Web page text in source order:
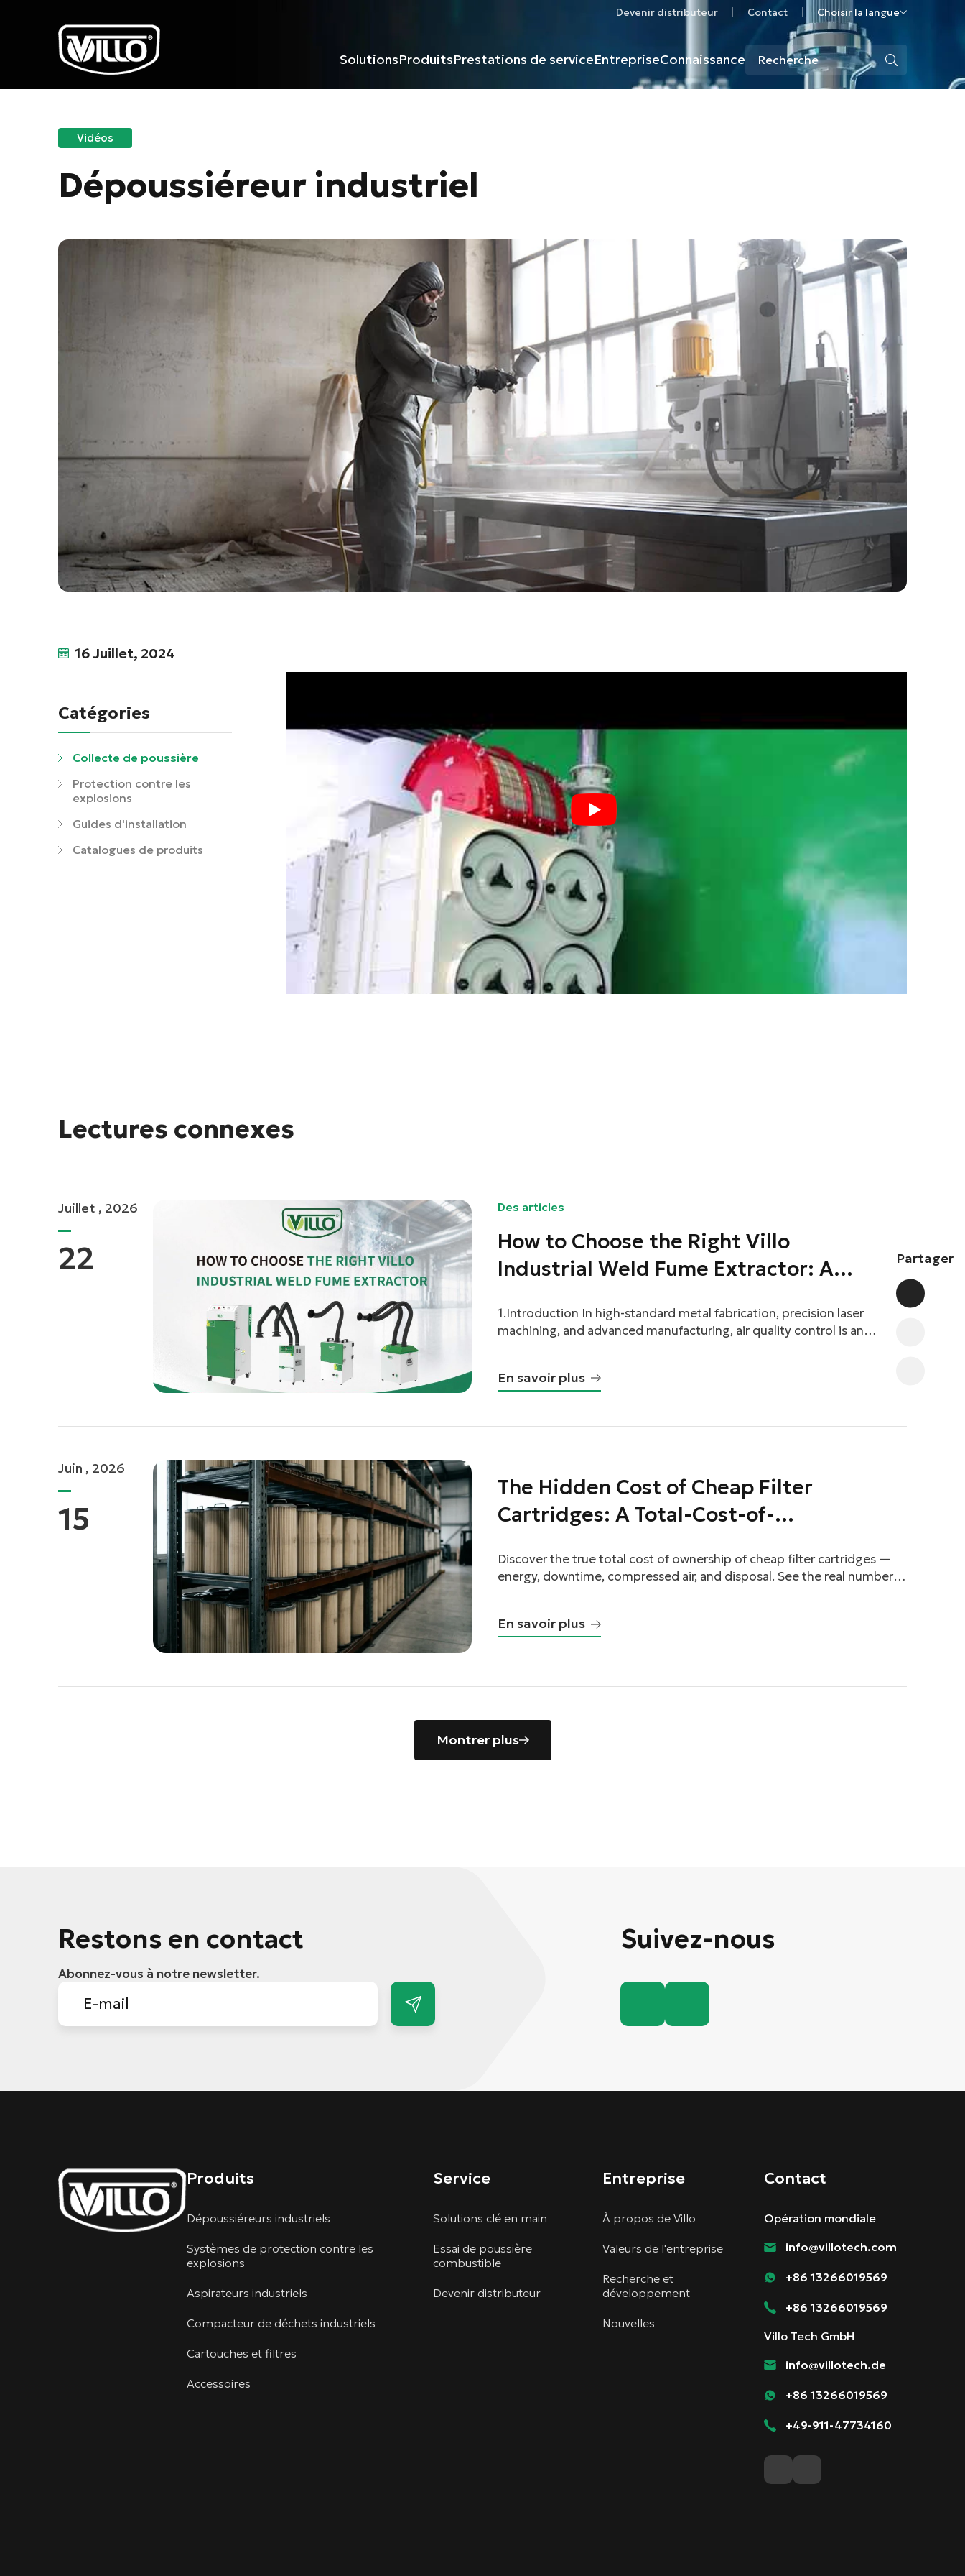
Devenir distributeur Contact Choisir la langue
SolutionsProduitsPrestations de serviceEntrepriseConnaissance
Vidéos
Dépoussiéreur industriel
16 Juillet, 2024
Catégories
Collecte de poussière
Protection contre les
explosions
Guides d'installation
Catalogues de produits
Partager
facebook
Lectures connexes
Juillet , 2026
22
Des articles
How to Choose the Right Villo
Industrial Weld Fume Extractor: A
1.Introduction In high-standard metal fabrication, precision laser
machining, and advanced manufacturing, air quality control is an
and harmful gases can affect worker health, damage sensitive factory
En savoir plus
Juin , 2026
15
The Hidden Cost of Cheap Filter
Cartridges: A Total-Cost-of-
Discover the true total cost of ownership of cheap filter cartridges —
energy, downtime, compressed air, and disposal. See the real numbers
En savoir plus
Montrer plus
Restons en contact
Abonnez-vous à notre newsletter.
Suivez-nous
Produits
Dépoussiéreurs industriels
Systèmes de protection contre les
explosions
Aspirateurs industriels
Compacteur de déchets industriels
Cartouches et filtres
Accessoires
Service
Solutions clé en main
Essai de poussière
combustible
Devenir distributeur
Entreprise
À propos de Villo
Valeurs de l'entreprise
Recherche et
développement
Nouvelles
Contact
Opération mondiale
info@villotech.com
+86 13266019569
+86 13266019569
Villo Tech GmbH
info@villotech.de
+86 13266019569
+49-911-47734160